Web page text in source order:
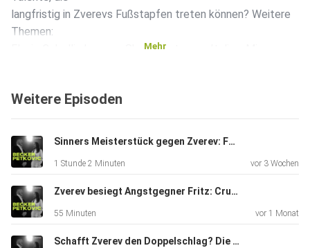
langfristig in Zverevs Fußstapfen treten können? Weitere
Themen:
Flavio Cobolli, der neue Shootingstar aus Italien. Mira
Mentale Stärke
Boris zum
ersten Mal Eure Fragen beantworten. Wollt ihr auch Eure
Fragen
beantwortet haben? Schreibt es in die Kommentare bei
Youtube oder
die
Mehr
Weitere Episoden
Sinners Meisterstück gegen Zverev: Fazit Wimbledon
1 Stunde 2 Minuten vor 3 Wochen
Zverev besiegt Angstgegner Fritz: Crunchtime in Wimbledon
55 Minuten vor 1 Monat
Schafft Zverev den Doppelschlag? Die große Wimbledon Vorschau